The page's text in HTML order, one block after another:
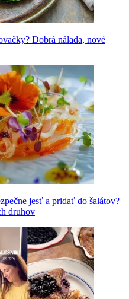
Dobrá nálada, nové
jesť a pridať do šalátov?
druhov